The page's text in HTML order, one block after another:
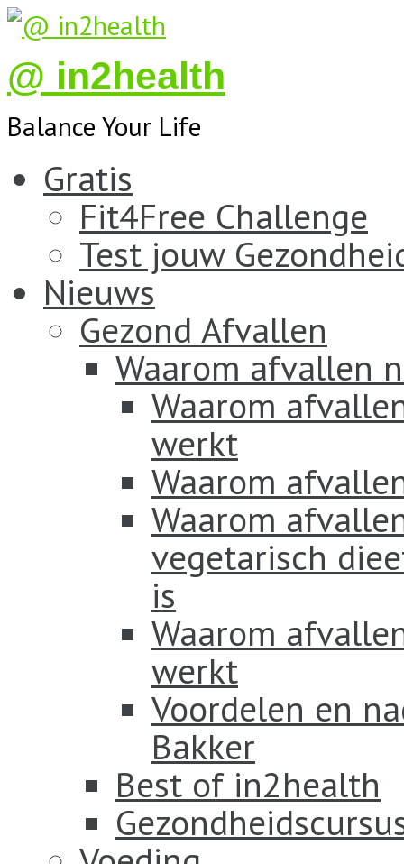
@ in2health
Balance Your Life
Gratis
Fit4Free Challenge
Test jouw
Nieuws
Gezond Afvallen
Waarom afvallen
Waarom
werkt
Waarom
Waarom
vegetarisch
is
Waarom
werkt
Voordelen en
Bakker
Best of in2health